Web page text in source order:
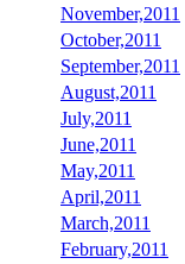
November,2011
October,2011
September,2011
August,2011
July,2011
June,2011
May,2011
April,2011
March,2011
February,2011